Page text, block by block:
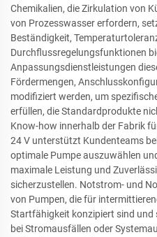
Chemikalien, die Zirkulation von
von Prozesswasser erfordern,
Beständigkeit,
Durchflussregelungsfunktionen
Anpassungsdienstleistungen
Fördermengen,
modifiziert werden, um
erfüllen, die Standardprodukte
Know-how innerhalb der Fabrik
24 V unterstützt Kundenteams
optimale Pumpe auszuwählen
maximale Leistung und
sicherzustellen. Notstrom- und
von Pumpen, die für
Startfähigkeit konzipiert sind und
bei Stromausfällen oder